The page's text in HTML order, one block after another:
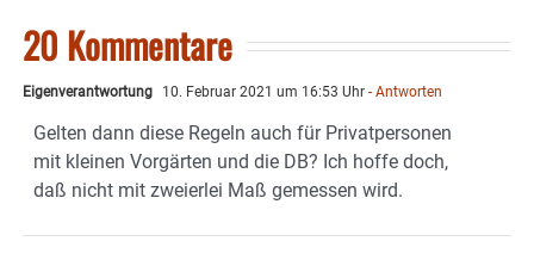
20 Kommentare
Eigenverantwortung 10. Februar 2021 um 16:53 Uhr - Antworten
Gelten dann diese Regeln auch für Privatpersonen
mit kleinen Vorgärten und die DB? Ich hoffe doch,
daß nicht mit zweierlei Maß gemessen wird.